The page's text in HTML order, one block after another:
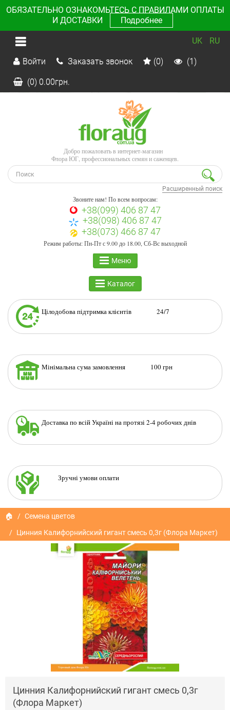
ОБЯЗАТЕЛЬНО ОЗНАКОМЬТЕСЬ С ПРАВИЛАМИ ОПЛАТЫ
И ДОСТАВКИ
Подробнее
UK RU
Войти Заказать звонок (0) (1)
(0) 0.00грн.
Добро пожаловать в интернет-магазин
Флора ЮГ, профессиональных семян и саженцев.
Расширенный поиск
Звоните нам! По всем вопросам:
+38(099) 406 87 47
+38(098) 406 87 47
+38(073) 466 87 47
Режим работы: Пн-Пт с 9.00 до 18.00, Сб-Вс выходной
Меню
Каталог
Цілодобова підтримка клієнтів 24/7
Мінімальна сума замовлення 100 грн
Доставка по всій Україні на протязі 2-4 робочих днів
Зручні умови оплати
🏠
Семена цветов
Цинния Калифорнийский гигант смесь 0,3г (Флора Маркет)
Цинния Калифорнийский гигант смесь 0,3г
(Флора Маркет)